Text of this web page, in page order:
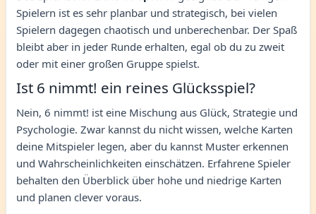
Spielern ist es sehr planbar und strategisch, bei vielen
Spielern dagegen chaotisch und unberechenbar. Der Spaß
bleibt aber in jeder Runde erhalten, egal ob du zu zweit
oder mit einer großen Gruppe spielst.
Ist 6 nimmt! ein reines Glücksspiel?
Nein, 6 nimmt! ist eine Mischung aus Glück, Strategie und
Psychologie. Zwar kannst du nicht wissen, welche Karten
deine Mitspieler legen, aber du kannst Muster erkennen
und Wahrscheinlichkeiten einschätzen. Erfahrene Spieler
behalten den Überblick über hohe und niedrige Karten
und planen clever voraus.